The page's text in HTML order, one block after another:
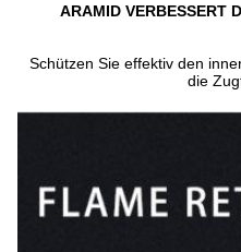
ARAMID VERBESSERT
Schützen Sie effektiv den
die